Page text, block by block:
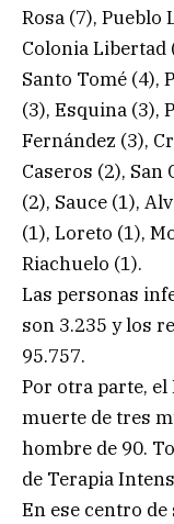
Rosa (7), Pueblo
Colonia Libertad
Santo Tomé (4),
(3), Esquina (3),
Fernández (3),
Caseros (2),
(2), Sauce (1),
(1), Loreto (1),
Riachuelo (1).
Las personas
son 3.235 y los
95.757.
Por otra parte,
muerte de tres
hombre de 90.
de Terapia
En ese centro